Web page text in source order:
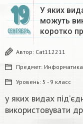
19
СЕНТЯБРЬ
У яких
можуть
коротко
Автор: Cat112211
Предмет: Информатика
Уровень: 5 - 9 класс
у яких видах
використовувати